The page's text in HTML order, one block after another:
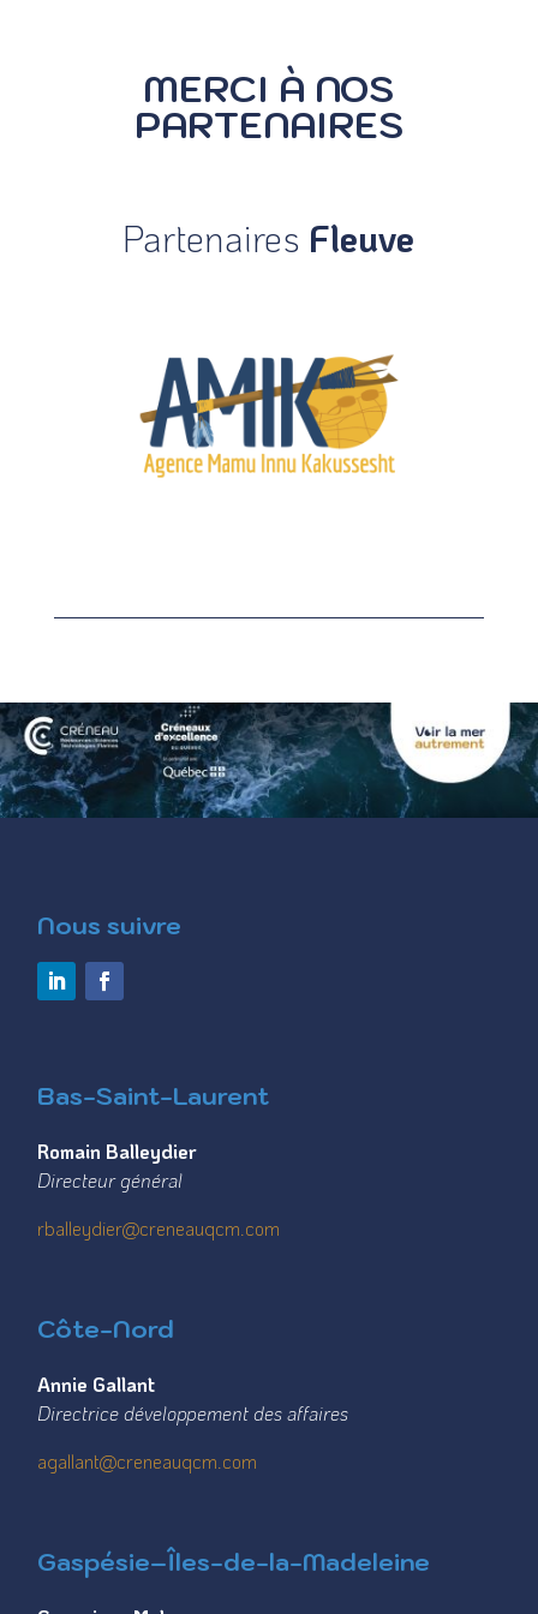
MERCI À NOS
PARTENAIRES
Partenaires Fleuve
Nous suivre
Bas-Saint-Laurent
Romain Balleydier
Directeur général
rballeydier@creneauqcm.com
Côte-Nord
Annie Gallant
Directrice développement des affaires
agallant@creneauqcm.com
Gaspésie–Îles-de-la-Madeleine